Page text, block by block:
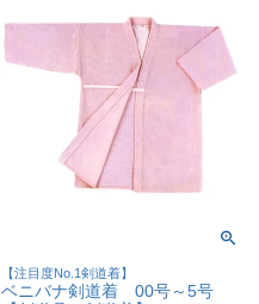
【注目度No.1剣道着】
ベニバナ剣道着 00号～5号